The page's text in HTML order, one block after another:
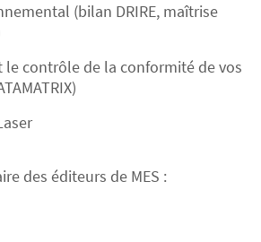
(bilan DRIRE, maîtrise
le contrôle de la conformité de vos
des éditeurs de MES :